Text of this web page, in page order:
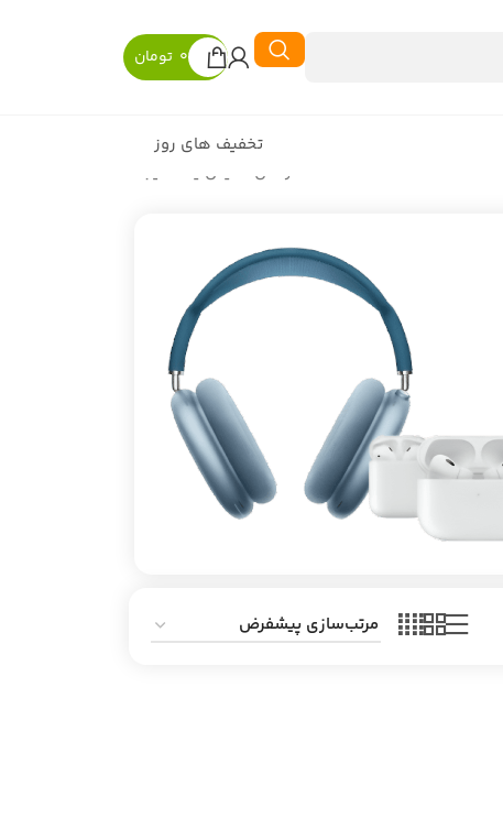
تومان 0
تخفیف های روز
در حال نمایش یک نتیجه